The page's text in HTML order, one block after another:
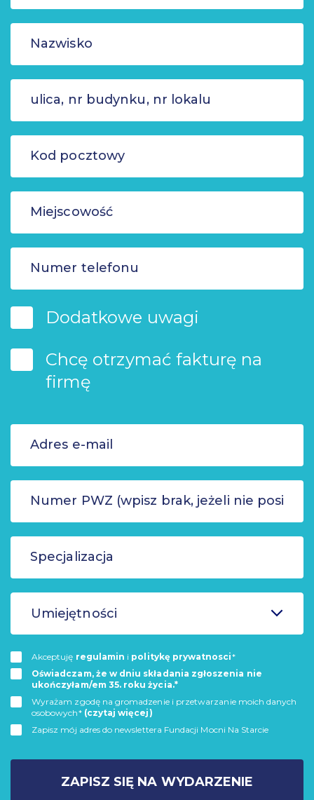
Dodatkowe uwagi
Chcę otrzymać fakturę na
firmę
Umiejętności
Akceptuję regulamin i politykę prywatnosci*
Oświadczam, że w dniu składania zgłoszenia nie
ukończyłam/em 35. roku życia.*
Wyrażam zgodę na gromadzenie i przetwarzanie moich danych
osobowych* (czytaj więcej)
Zapisz mój adres do newslettera Fundacji Mocni Na Starcie
ZAPISZ SIĘ NA WYDARZENIE